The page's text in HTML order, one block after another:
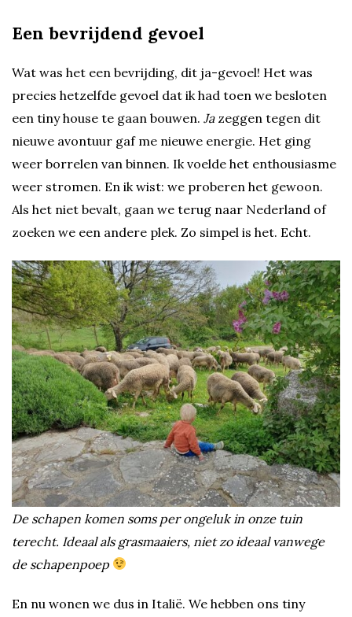
Een bevrijdend gevoel
Wat was het een bevrijding, dit ja-gevoel! Het was
precies hetzelfde gevoel dat ik had toen we besloten
een tiny house te gaan bouwen. Jazeggen tegen dit
nieuwe avontuur gaf me nieuwe energie. Het ging
weer borrelen van binnen. Ik voelde het enthousiasme
weer stromen. En ik wist: we proberen het gewoon.
Als het niet bevalt, gaan we terug naar Nederland of
zoeken we een andere plek. Zo simpel is het. Echt.
De schapen komen soms per ongeluk in onze tuin
terecht. Ideaal als grasmaaiers, niet zo ideaal vanwege
de schapenpoep
En nu wonen we dus in Italië. We hebben ons tiny